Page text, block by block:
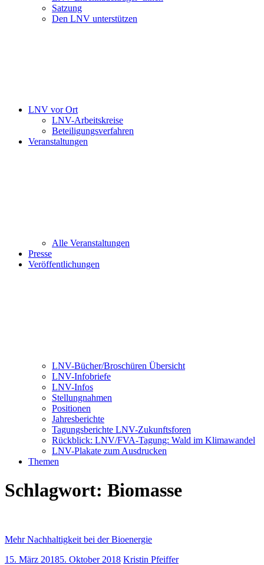
Satzung
Den LNV unterstützen
LNV vor Ort
LNV-Arbeitskreise
Beteiligungsverfahren
Veranstaltungen
Alle Veranstaltungen
Presse
Veröffentlichungen
LNV-Bücher/Broschüren Übersicht
LNV-Infobriefe
LNV-Infos
Stellungnahmen
Positionen
Jahresberichte
Tagungsberichte LNV-Zukunftsforen
Rückblick: LNV/FVA-Tagung: Wald im Klimawandel
LNV-Plakate zum Ausdrucken
Themen
Schlagwort: Biomasse
Mehr Nachhaltigkeit bei der Bioenergie
15. März 20185. Oktober 2018 Kristin Pfeiffer